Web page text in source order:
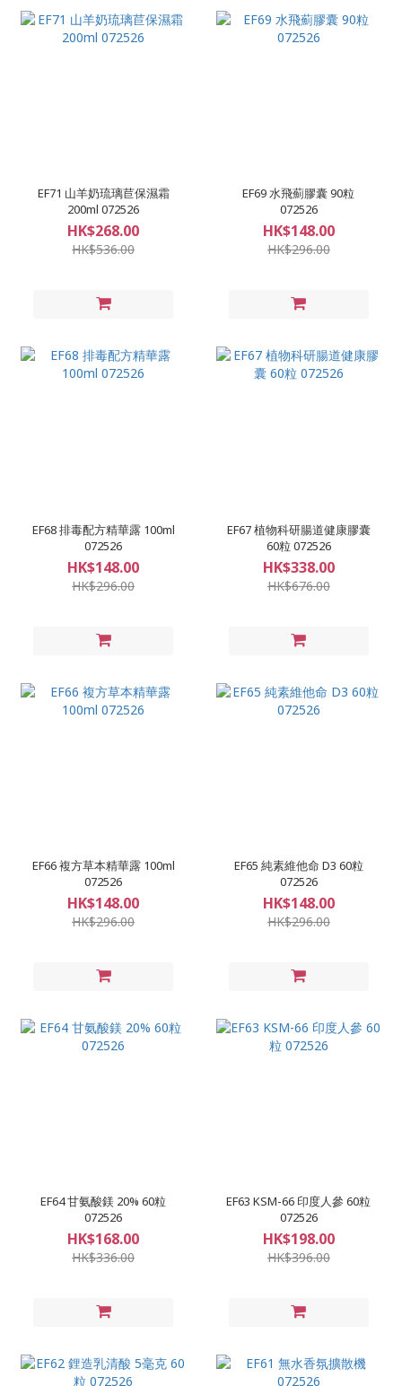
EF71 山羊奶琉璃苣保濕霜
200ml 072526
HK$268.00
HK$536.00
EF69 水飛薊膠囊 90粒
072526
HK$148.00
HK$296.00
EF68 排毒配方精華露 100ml
072526
HK$148.00
HK$296.00
EF67 植物科研腸道健康膠囊
60粒 072526
HK$338.00
HK$676.00
EF66 複方草本精華露 100ml
072526
HK$148.00
HK$296.00
EF65 純素維他命 D3 60粒
072526
HK$148.00
HK$296.00
EF64 甘氨酸鎂 20% 60粒
072526
HK$168.00
HK$336.00
EF63 KSM-66 印度人參 60粒
072526
HK$198.00
HK$396.00